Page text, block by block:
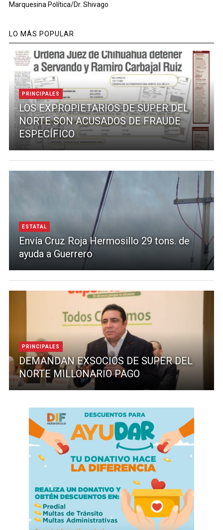
Marquesina Política/Dr. Shivago
LO MÁS POPULAR
PRINCIPALES
LOS EXPROPIETARIOS DE SUPER DEL
NORTE SON ACUSADOS DE FRAUDE
ESPECÍFICO
ESTATAL
Envía Cruz Roja Hermosillo 29 tons. de
ayuda a Guerrero
PRINCIPALES
DEMANDAN EXSOCIOS DE SUPER DEL
NORTE MILLONARIO PAGO